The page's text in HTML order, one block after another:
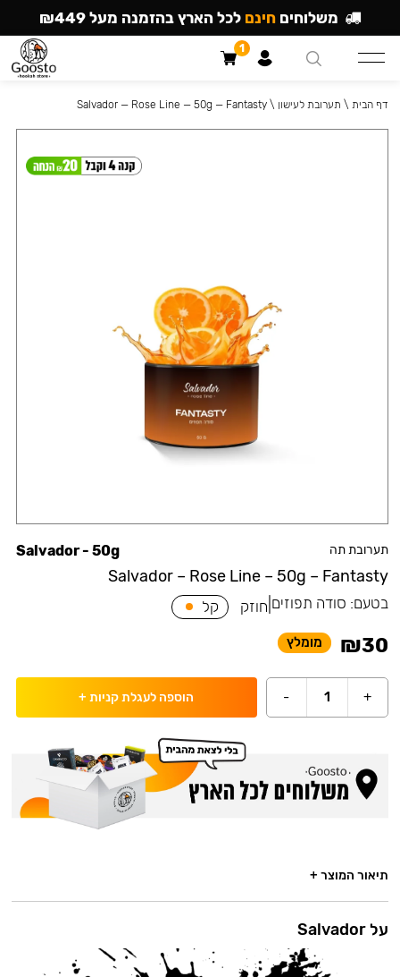
תערובת תה
Salvador – Rose Line – 50g – Fantasty
Salvador - 50g
בטעם: סודה תפוזים חוזק קל
₪30 מומלץ
+
1
- הוספה לעגלת קניות +
דף הבית \ תערובת לעישון \
Salvador — Rose Line — 50g — Fantasty
תיאור המוצר +
על Salvador
משלוחים חינם לכל הארץ בהזמנה מעל ₪449
1